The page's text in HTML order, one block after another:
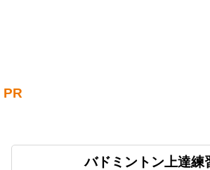
PR
バドミントン上達練